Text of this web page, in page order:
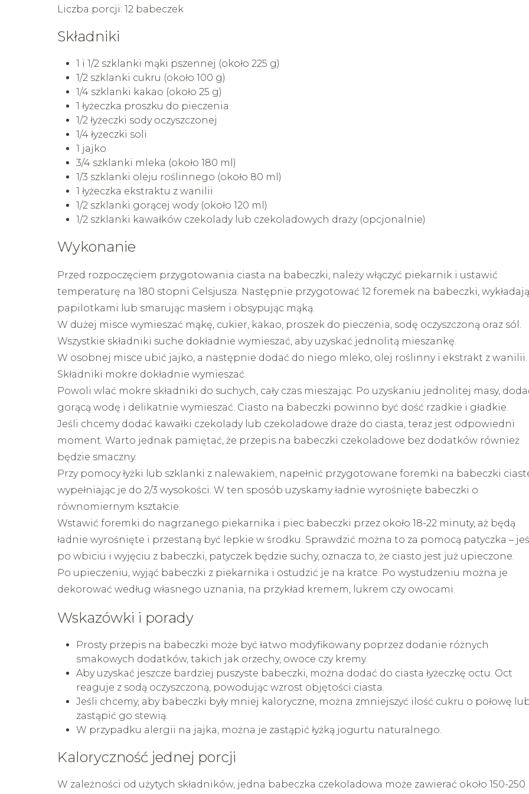
Liczba porcji: 12 babeczek
Składniki
1 i 1/2 szklanki mąki pszennej (około 225 g)
1/2 szklanki cukru (około 100 g)
1/4 szklanki kakao (około 25 g)
1 łyżeczka proszku do pieczenia
1/2 łyżeczki sody oczyszczonej
1/4 łyżeczki soli
1 jajko
3/4 szklanki mleka (około 180 ml)
1/3 szklanki oleju roślinnego (około 80 ml)
1 łyżeczka ekstraktu z wanilii
1/2 szklanki gorącej wody (około 120 ml)
1/2 szklanki kawałków czekolady lub czekoladowych draży (opcjonalnie)
Wykonanie
Przed rozpoczęciem przygotowania ciasta na babeczki, należy włączyć piekarnik i ustawić
temperaturę na 180 stopni Celsjusza. Następnie przygotować 12 foremek na babeczki,
papilotkami lub smarując masłem i obsypując mąką.
W dużej misce wymieszać mąkę, cukier, kakao, proszek do pieczenia, sodę oczyszczoną oraz sól.
Wszystkie składniki suche dokładnie wymieszać, aby uzyskać jednolitą mieszankę.
W osobnej misce ubić jajko, a następnie dodać do niego mleko, olej roślinny i ekstrakt z wanilii.
Składniki mokre dokładnie wymieszać.
Powoli wlać mokre składniki do suchych, cały czas mieszając. Po uzyskaniu jednolitej masy,
gorącą wodę i delikatnie wymieszać. Ciasto na babeczki powinno być dość rzadkie i gładkie.
Jeśli chcemy dodać kawałki czekolady lub czekoladowe draże do ciasta, teraz jest odpowiedni
moment. Warto jednak pamiętać, że przepis na babeczki czekoladowe bez dodatków również
będzie smaczny.
Przy pomocy łyżki lub szklanki z nalewakiem, napełnić przygotowane foremki na babeczki
wypełniając je do 2/3 wysokości. W ten sposób uzyskamy ładnie wyrośnięte babeczki o
równomiernym kształcie.
Wstawić foremki do nagrzanego piekarnika i piec babeczki przez około 18-22 minuty, aż będą
ładnie wyrośnięte i przestaną być lepkie w środku. Sprawdzić można to za pomocą patyczka –
po wbiciu i wyjęciu z babeczki, patyczek będzie suchy, oznacza to, że ciasto jest już upieczone.
Po upieczeniu, wyjąć babeczki z piekarnika i ostudzić je na kratce. Po wystudzeniu można je
dekorować według własnego uznania, na przykład kremem, lukrem czy owocami.
Wskazówki i porady
Prosty przepis na babeczki może być łatwo modyfikowany poprzez dodanie różnych
smakowych dodatków, takich jak orzechy, owoce czy kremy.
Aby uzyskać jeszcze bardziej puszyste babeczki, można dodać do ciasta łyżeczkę octu. Oct
reaguje z sodą oczyszczoną, powodując wzrost objętości ciasta.
Jeśli chcemy, aby babeczki były mniej kaloryczne, można zmniejszyć ilość cukru o połowę
zastąpić go stewią.
W przypadku alergii na jajka, można je zastąpić łyżką jogurtu naturalnego.
Kaloryczność jednej porcji
W zależności od użytych składników, jedna babeczka czekoladowa może zawierać około 150-250